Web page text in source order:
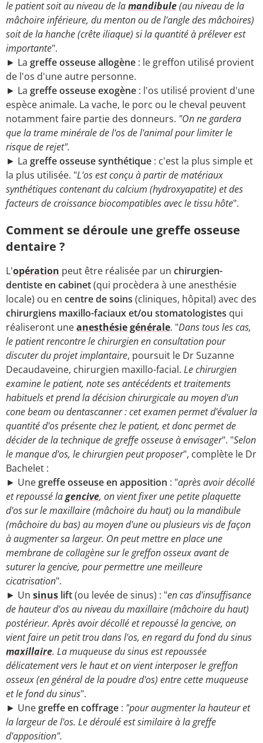
le patient soit au niveau de lamandibule(au niveau de la
mâchoire inférieure, du menton ou de l'angle des mâchoires)
soit de la hanche (crête iliaque) si la quantité à prélever est
importante".
► La greffe osseuse allogène : le greffon utilisé provient
de l'os d'une autre personne.
► La greffe osseuse exogène : l'os utilisé provient d'une
espèce animale. La vache, le porc ou le cheval peuvent
notamment faire partie des donneurs. "On ne gardera
que la trame minérale de l'os de l'animal pour limiter le
risque de rejet".
► La greffe osseuse synthétique : c'est la plus simple et
la plus utilisée. "L'os est conçu à partir de matériaux
synthétiques contenant du calcium (hydroxyapatite) et des
facteurs de croissance biocompatibles avec le tissu hôte".
Comment se déroule une greffe osseuse
dentaire ?
L'opération peut être réalisée par un chirurgien-
dentiste en cabinet(qui procèdera à une anesthésie
locale) ou en centre de soins (cliniques, hôpital) avec des
chirurgiens maxillo-faciaux et/ou stomatologistes qui
réaliseront uneanesthésie générale. "Dans tous les cas,
le patient rencontre le chirurgien en consultation pour
discuter du projet implantaire, poursuit le Dr Suzanne
Decaudaveine, chirurgien maxillo-facial. Le chirurgien
examine le patient, note ses antécédents et traitements
habituels et prend la décision chirurgicale au moyen d'un
cone beam ou dentascanner : cet examen permet d'évaluer la
quantité d'os présente chez le patient, et donc permet de
décider de la technique de greffe osseuse à envisager". "Selon
le manque d'os, le chirurgien peut proposer", complète le Dr
Bachelet :
► Unegreffe osseuse en apposition : "après avoir décollé
et repoussé lagencive, on vient fixer une petite plaquette
d'os sur le maxillaire (mâchoire du haut) ou la mandibule
(mâchoire du bas) au moyen d'une ou plusieurs vis de façon
à augmenter sa largeur. On peut mettre en place une
membrane de collagène sur le greffon osseux avant de
suturer la gencive, pour permettre une meilleure
cicatrisation".
► Un sinus lift(ou levée de sinus) : "en cas d'insuffisance
de hauteur d'os au niveau du maxillaire (mâchoire du haut)
postérieur. Après avoir décollé et repoussé la gencive, on
vient faire un petit trou dans l'os, en regard du fond du sinus
maxillaire. La muqueuse du sinus est repoussée
délicatement vers le haut et on vient interposer le greffon
osseux (en général de la poudre d'os) entre cette muqueuse
et le fond du sinus".
► Unegreffe en coffrage : "pour augmenter la hauteur et
la largeur de l'os. Le déroulé est similaire à la greffe
d'apposition".